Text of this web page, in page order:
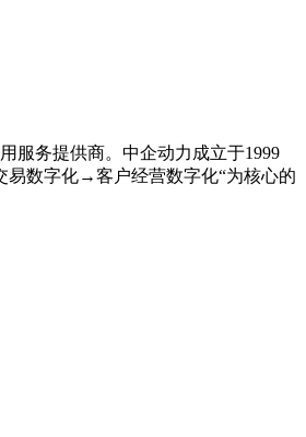
服务提供商。中企动力成立于1999
易数字化→客户经营数字化“为核心的